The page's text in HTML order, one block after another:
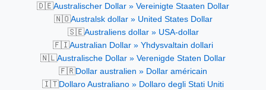
🇩🇪Australischer Dollar » Vereinigte Staaten Dollar
🇳🇴Australsk dollar » United States Dollar
🇸🇪Australiens dollar » USA-dollar
🇫🇮Australian Dollar » Yhdysvaltain dollari
🇳🇱Australische Dollar » Verenigde Staten Dollar
🇫🇷Dollar australien » Dollar américain
🇮🇹Dollaro Australiano » Dollaro degli Stati Uniti